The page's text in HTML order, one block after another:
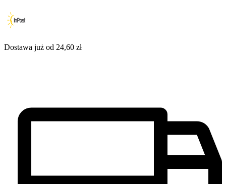
Dostawa już od 24,60 zł